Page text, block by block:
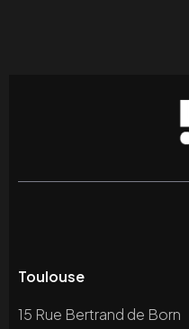
Toulouse
15 Rue Bertrand de Born